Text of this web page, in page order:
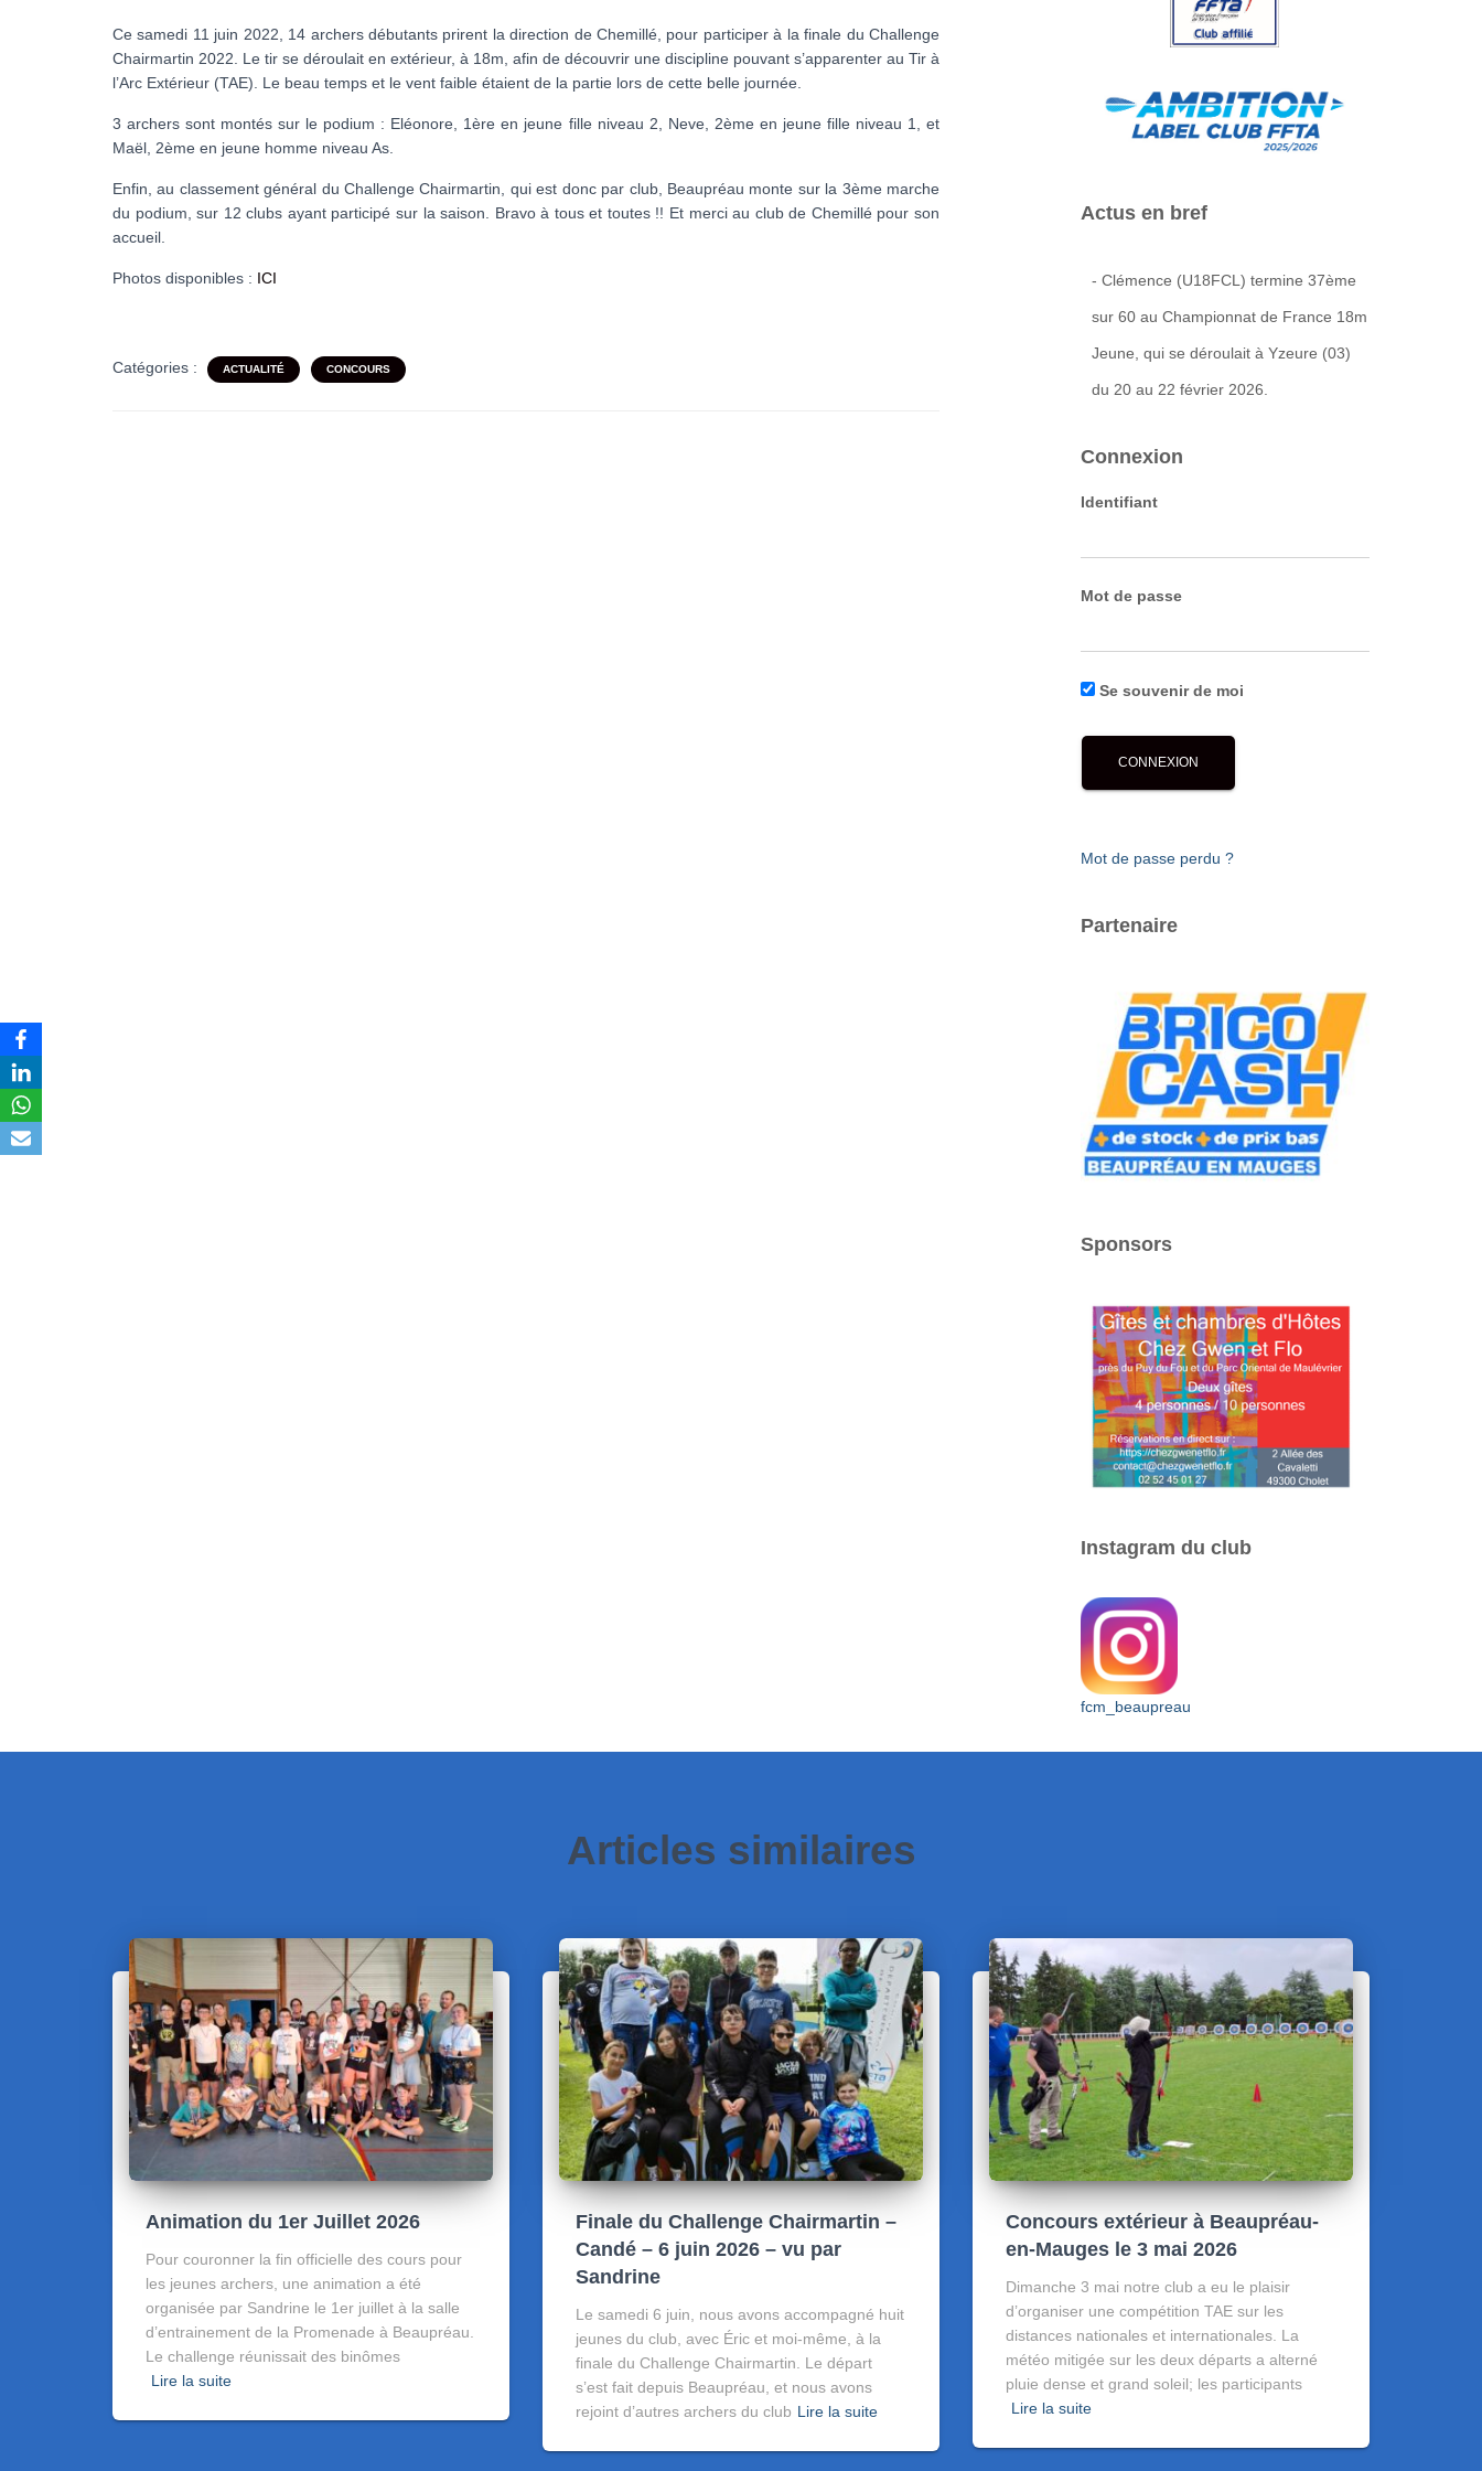
Ce samedi 11 juin 2022, 14 archers débutants prirent la direction de Chemillé, pour participer à la finale du Challenge
Chairmartin 2022. Le tir se déroulait en extérieur, à 18m, afin de découvrir une discipline pouvant s’apparenter au Tir à
l’Arc Extérieur (TAE). Le beau temps et le vent faible étaient de la partie lors de cette belle journée.
3 archers sont montés sur le podium : Eléonore, 1ère en jeune fille niveau 2, Neve, 2ème en jeune fille niveau 1, et
Maël, 2ème en jeune homme niveau As.
Enfin, au classement général du Challenge Chairmartin, qui est donc par club, Beaupréau monte sur la 3ème marche
du podium, sur 12 clubs ayant participé sur la saison. Bravo à tous et toutes !! Et merci au club de Chemillé pour son
accueil.
Photos disponibles : ICI
Catégories : ACTUALITÉ CONCOURS
Actus en bref
- Clémence (U18FCL) termine 37ème
sur 60 au Championnat de France 18m
Jeune, qui se déroulait à Yzeure (03)
du 20 au 22 février 2026.
Connexion
Identifiant
Mot de passe
Se souvenir de moi
Mot de passe perdu ?
Partenaire
Sponsors
Instagram du club
fcm_beaupreau
Articles similaires
Animation du 1er Juillet 2026
Pour couronner la fin officielle des cours pour
les jeunes archers, une animation a été
organisée par Sandrine le 1er juillet à la salle
d’entrainement de la Promenade à Beaupréau.
Le challenge réunissait des binômes
Lire la suite
Finale du Challenge Chairmartin –
Candé – 6 juin 2026 – vu par
Sandrine
Le samedi 6 juin, nous avons accompagné huit
jeunes du club, avec Éric et moi-même, à la
finale du Challenge Chairmartin. Le départ
s’est fait depuis Beaupréau, et nous avons
rejoint d’autres archers du club Lire la suite
Concours extérieur à Beaupréau-
en-Mauges le 3 mai 2026
Dimanche 3 mai notre club a eu le plaisir
d’organiser une compétition TAE sur les
distances nationales et internationales. La
météo mitigée sur les deux départs a alterné
pluie dense et grand soleil; les participants
Lire la suite